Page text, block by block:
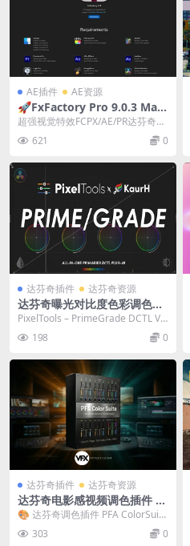
AE插件 AE资源
🚀FxFactory Pro 9.0.3 Mac
全解锁版FCPX/AE/PR/达芬奇
超强视觉特效FCPX/AE/PR达芬奇插
621 0
达芬奇插件 达芬奇资源
达芬奇曝光对比度色彩调色DC
TL预设 PixelTools – PrimeG
rade DCTL V1.3.0 + 使用教程
PixelTools – PrimeGrade DCTL V1.
198 0
达芬奇插件 达芬奇资源
达芬奇电影感视频调色插件 P
FA ColorSuite v6.9.0 Win
🎨 达芬奇调色插件 PFA ColorSuite
303 0